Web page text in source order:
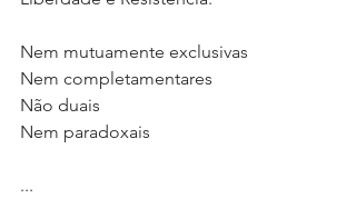
Nem mutuamente exclusivas
Nem completamentares
Não duais
Nem paradoxais
...